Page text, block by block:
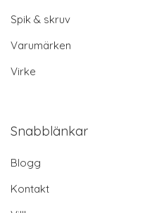
Spik & skruv
Varumärken
Virke
Snabblänkar
Blogg
Kontakt